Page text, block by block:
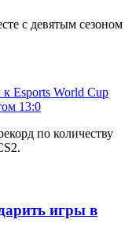
с девятым сезоном
Esports World Cup
13:0
по количеству
игры в